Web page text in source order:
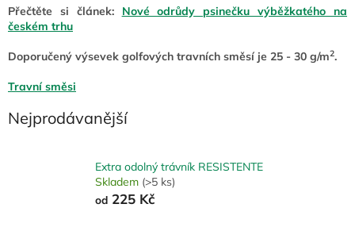
Přečtěte si článek: Nové odrůdy psinečku výběžkatého na
českém trhu
Doporučený výsevek golfových travních směsí je 25 - 30 g/m2.
Travní směsi
Nejprodávanější
Extra odolný trávník RESISTENTE
Skladem (>5 ks)
od 225 Kč